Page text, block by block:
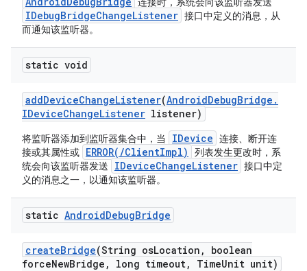
IDebugBridgeChangeListener 接口中定义的消息，从
而通知该监听器。
static void
addDeviceChangeListener(AndroidDebugBridge .
IDeviceChangeListener listener)
将监听器添加到监听器集合中，当 IDevice 连接、断开连
接或其属性或 ERROR(/ClientImpl)
列表发生更改时，系
统会向该监听器发送
IDeviceChangeListener 接口中定
义的消息之一，以通知该监听器。
static AndroidDebugBridge
createBridge(String osLocation ,
boolean
forceNewBridge , long timeout, TimeUnit unit)